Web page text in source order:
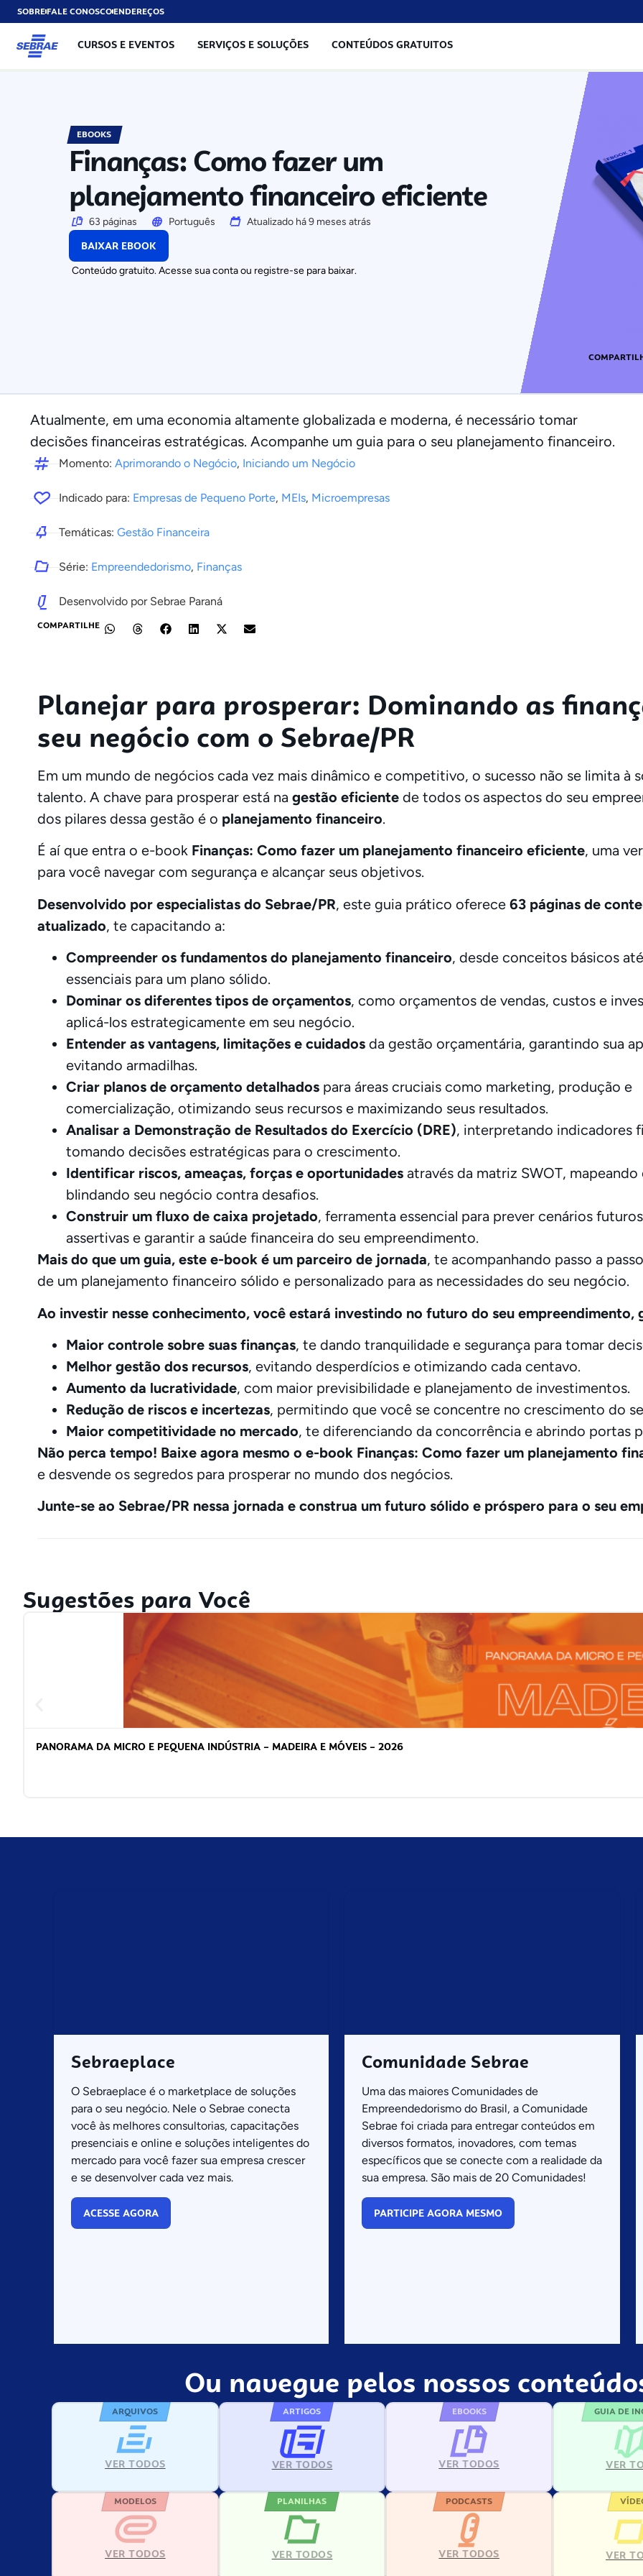
SOBREFALE CONOSCOENDEREÇOS
CURSOS E EVENTOS SERVIÇOS E SOLUÇÕES CONTEÚDOS GRATUITOS
EBOOKS
Finanças: Como fazer um
planejamento financeiro eficiente
63 páginas Português Atualizado há 9 meses atrás
BAIXAR EBOOK
Conteúdo gratuito. Acesse sua conta ou registre-se para baixar.
Atualmente, em uma economia altamente globalizada e moderna, é necessário tomar
decisões financeiras estratégicas. Acompanhe um guia para o seu planejamento financeiro.
Momento: Aprimorando o Negócio, Iniciando um Negócio
Indicado para: Empresas de Pequeno Porte, MEIs, Microempresas
Temáticas: Gestão Financeira
Série: Empreendedorismo, Finanças
Desenvolvido por Sebrae Paraná
COMPARTILHE
Planejar para prosperar: Dominando as
seu negócio com o Sebrae/PR
Em um mundo de negócios cada vez mais dinâmico e competitivo, o sucesso não se limita à
talento. A chave para prosperar está na gestão eficiente de todos os aspectos do seu
dos pilares dessa gestão é o planejamento financeiro.
É aí que entra o e-book Finanças: Como fazer um planejamento financeiro eficiente, uma
para você navegar com segurança e alcançar seus objetivos.
Desenvolvido por especialistas do Sebrae/PR, este guia prático oferece 63 páginas de
atualizado, te capacitando a:
Compreender os fundamentos do planejamento financeiro, desde conceitos básicos
essenciais para um plano sólido.
Dominar os diferentes tipos de orçamentos, como orçamentos de vendas, custos e
aplicá-los estrategicamente em seu negócio.
Entender as vantagens, limitações e cuidados da gestão orçamentária, garantindo sua
evitando armadilhas.
Criar planos de orçamento detalhados para áreas cruciais como marketing, produção e
comercialização, otimizando seus recursos e maximizando seus resultados.
Analisar a Demonstração de Resultados do Exercício (DRE), interpretando indicadores
tomando decisões estratégicas para o crescimento.
Identificar riscos, ameaças, forças e oportunidades através da matriz SWOT,
blindando seu negócio contra desafios.
Construir um fluxo de caixa projetado, ferramenta essencial para prever cenários
assertivas e garantir a saúde financeira do seu empreendimento.
Mais do que um guia, este e-book é um parceiro de jornada, te acompanhando passo a
de um planejamento financeiro sólido e personalizado para as necessidades do seu negócio.
Ao investir nesse conhecimento, você estará investindo no futuro do seu empreendimento,
Maior controle sobre suas finanças, te dando tranquilidade e segurança para tomar
Melhor gestão dos recursos, evitando desperdícios e otimizando cada centavo.
Aumento da lucratividade, com maior previsibilidade e planejamento de investimentos.
Redução de riscos e incertezas, permitindo que você se concentre no crescimento do
Maior competitividade no mercado, te diferenciando da concorrência e abrindo portas
Não perca tempo! Baixe agora mesmo o e-book Finanças: Como fazer um planejamento
e desvende os segredos para prosperar no mundo dos negócios.
Junte-se ao Sebrae/PR nessa jornada e construa um futuro sólido e próspero para o seu
Sugestões para Você
PANORAMA DA MICRO E PEQUENA INDÚSTRIA – MADEIRA E MÓVEIS – 2026
Sebraeplace
O Sebraeplace é o marketplace de soluções
para o seu negócio. Nele o Sebrae conecta
você às melhores consultorias, capacitações
presenciais e online e soluções inteligentes do
mercado para você fazer sua empresa crescer
e se desenvolver cada vez mais.
ACESSE AGORA
Comunidade Sebrae
Uma das maiores Comunidades de
Empreendedorismo do Brasil, a Comunidade
Sebrae foi criada para entregar conteúdos em
diversos formatos, inovadores, com temas
específicos que se conecte com a realidade da
sua empresa. São mais de 20 Comunidades!
PARTICIPE AGORA MESMO
Ou navegue pelos nossos
ARQUIVOS
VER TODOS
ARTIGOS
VER TODOS
EBOOKS
VER TODOS
GUIA DE
VER
MODELOS
VER TODOS
PLANILHAS
VER TODOS
PODCASTS
VER TODOS VER